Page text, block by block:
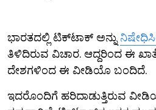
ಭಾರತದಲ್ಲಿ ಟಿಕ್‌ಟಾಕ್ ಅನ್ನು
ತಿಳಿದಿರುವ ವಿಚಾರ. ಆದ್ದರಿಂದ ಈ
ದೇಶಗಳಿಂದ ಈ ವೀಡಿಯೊ ಬಂದಿದೆ.
ಇದರೊಂದಿಗೆ ಹರಿದಾಡುತ್ತಿರುವ